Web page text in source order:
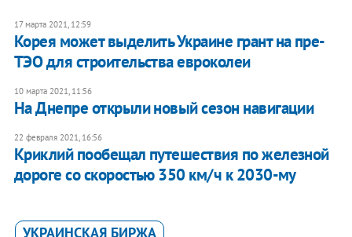
17 марта 2021, 12:59
Корея может выделить Украине грант на пре-
ТЭО для строительства евроколеи
10 марта 2021, 11:56
На Днепре открыли новый сезон навигации
22 февраля 2021, 16:56
Криклий пообещал путешествия по железной
дороге со скоростью 350 км/ч к 2030-му
УКРАИНСКАЯ БИРЖА